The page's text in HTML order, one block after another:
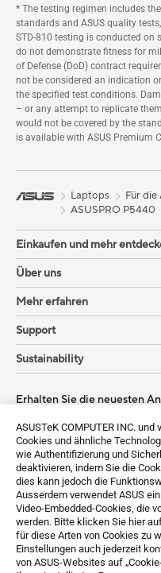
ASUSTeK COMPUTER INC.
Cookies und ähnliche
wie Authentifizierung und
deaktivieren, indem Sie die
dies kann jedoch die
Ausserdem verwendet ASUS
Video-Embedded-Cookies, die
werden. Bitte klicken Sie hier
für diese Arten von Cookies zu
Einstellungen auch jederzeit
von ASUS-Websites auf
* The testing regimen includes
standards and ASUS quality
STD-810 testing is conducted on
do not demonstrate fitness for
of Defense (DoD) contract
not be considered an indication
the specified test conditions.
– or any attempt to replicate
would not be covered by the
is available with ASUS Premium
Laptops Für
ASUSPRO P5440
Einkaufen und mehr
Über uns
Mehr erfahren
Support
Sustainability
Erhalten Sie die neuesten